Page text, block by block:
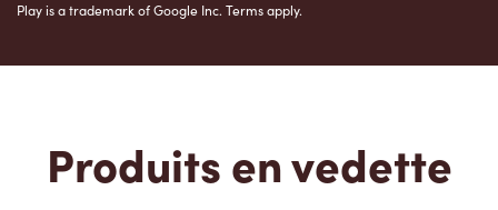
Play is a trademark of Google Inc. Terms apply.
Produits en vedette